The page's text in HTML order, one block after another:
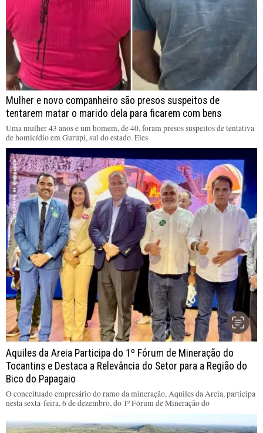
Mulher e novo companheiro são presos suspeitos de
tentarem matar o marido dela para ficarem com bens
Uma mulher 43 anos e um homem, de 40, foram presos suspeitos de tentativa
de homicídio em Gurupi, sul do estado. Eles
Aquiles da Areia Participa do 1º Fórum de Mineração do
Tocantins e Destaca a Relevância do Setor para a Região do
Bico do Papagaio
O conceituado empresário do ramo da mineração, Aquiles da Areia, participa
nesta sexta-feira, 6 de dezembro, do 1º Fórum de Mineração do